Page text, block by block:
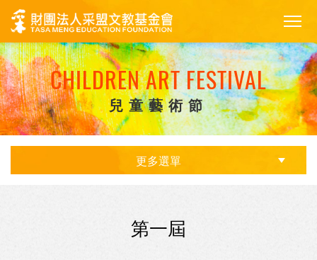
CHILDREN ART FESTIVAL
兒童藝術節
更多選單
第一屆